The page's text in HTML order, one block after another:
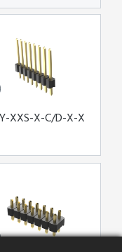
XXS-X-C/D-X-X